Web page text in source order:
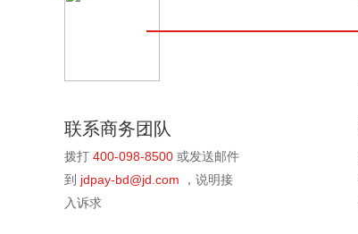
联系商务团队
拨打 400-098-8500 或发送邮件
到 jdpay-bd@jd.com ，说明接
入诉求